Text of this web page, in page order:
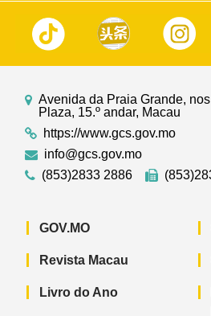
Avenida da Praia Grande,
Plaza, 15.º andar, Macau
https://www.gcs.gov.mo
info@gcs.gov.mo
(853)2833 2886
GOV.MO
Revista Macau
Livro do Ano